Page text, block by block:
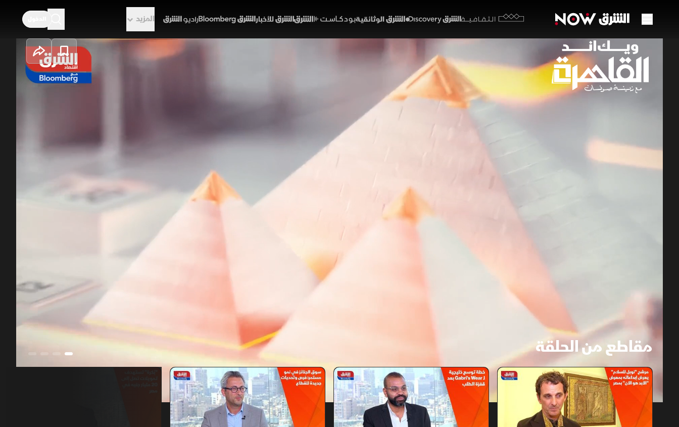
الثقافية
المزيد
1x auto
التضخم والقطاع الخاص: معركة مصر الاقتصادية
وسط تحديات جديدة
10 مايو 2025 01:43:06 اقتصاد
ويك اند القاهرة
في حلقة جديدة من "ويك اند القاهرة"، تناقش زينة صوفان التطورات الاقتصادية في مصر، حيث تنطلق
المراجعة الخامسة لبرنامج صندوق النقد الدولي هذا الأسبوع لتقييم الإصلاحات، بينما تستمر تساؤلات حول
سرعة الطروحات الحكومية. كما تم توقيع اتفاقية بين موانئ أبوظبي والمنطقة الاقتصادية لقناة السويس.
الاقتصاد المصري
مقاطع من الحلقة